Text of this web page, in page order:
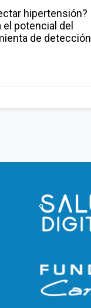
hipertensión?
potencial del
de detección